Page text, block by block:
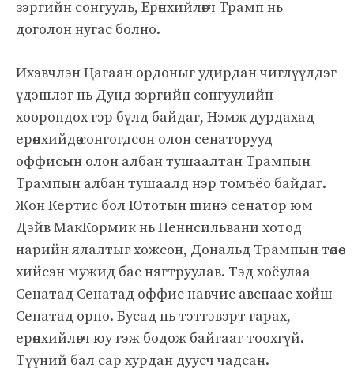
зэргийн сонгууль, Ерөнхийлөгч Трамп нь
доголон нугас болно.
Ихэвчлэн Цагаан ордоныг удирдан чиглүүлдэг
үдэшлэг нь Дунд зэргийн сонгуулийн
хоорондох гэр бүлд байдаг, Нэмж дурдахад
ерөнхийдөө сонгогдсон олон сенаторууд
оффисын олон албан тушаалтан Трампын
Трампын албан тушаалд нэр томъёо байдаг.
Жон Кертис бол Ютотын шинэ сенатор юм
Дэйв МакКормик нь Пеннсильвани хотод
нарийн ялалтыг хожсон, Дональд Трампын төлөө
хийсэн мужид бас нягтруулав. Тэд хоёулаа
Сенатад Сенатад оффис навчис авснаас хойш
Сенатад орно. Бусад нь тэтгэвэрт гарах,
ерөнхийлөгч юу гэж бодож байгааг тоохгүй.
Түүний бал сар хурдан дуусч чадсан.